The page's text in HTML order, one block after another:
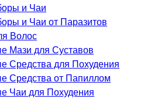
и Чаи
и Чаи от Паразитов
Волос
Мази для Суставов
Средства для Похудения
Средства от Папиллом
Чаи для Похудения